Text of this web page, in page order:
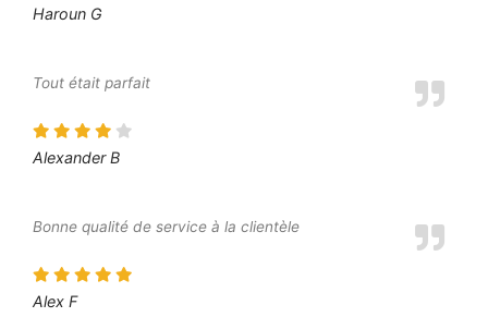
Haroun G
Tout était parfait
Alexander B
Bonne qualité de service à la clientèle
Alex F